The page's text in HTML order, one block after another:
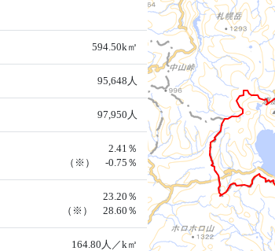
594.50k㎡
95,648人
97,950人
2.41％
（※） -0.75％
23.20％
（※） 28.60％
164.80人／k㎡